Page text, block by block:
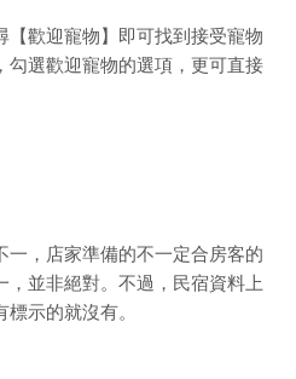
【歡迎寵物】即可找到接受寵物
勾選歡迎寵物的選項，更可直接
一，店家準備的不一定合房客的
，並非絕對。不過，民宿資料上
示的就沒有。